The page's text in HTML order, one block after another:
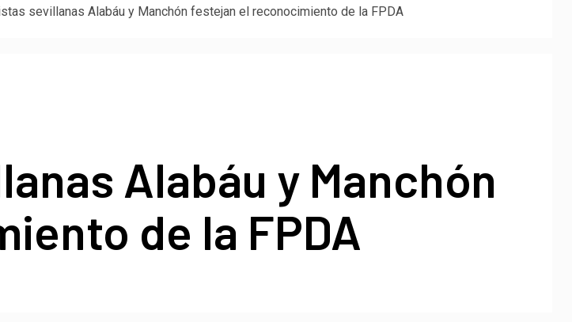
sevillanas Alabáu y Manchón festejan el reconocimiento de la FPDA
Alabáu y Manchón
de la FPDA